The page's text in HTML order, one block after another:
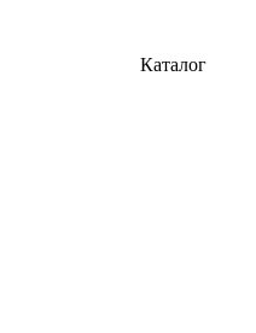
Каталог